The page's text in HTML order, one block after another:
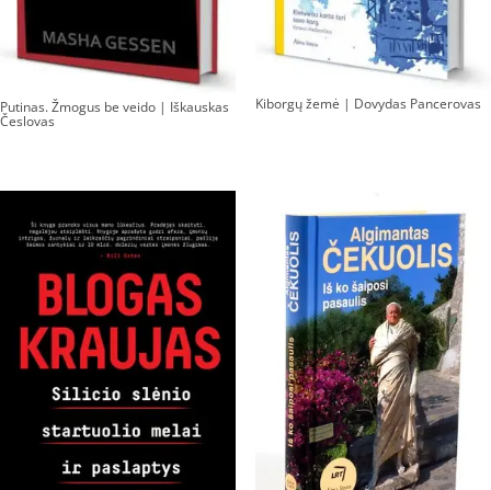
Putinas. Žmogus be veido | Iškauskas
Česlovas
Kiborgų žemė | Dovydas Pancerovas